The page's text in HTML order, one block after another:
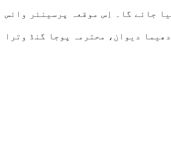
جائے گا۔ اِس موقعہ پرسینئر وائس
دیوان، محترمہ پوجا گنڈ وترا